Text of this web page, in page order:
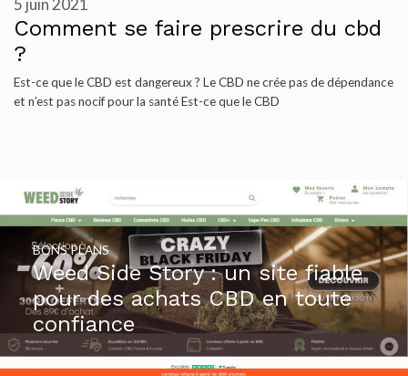
Comment se faire prescrire du cbd
?
5 juin 2021
Est-ce que le CBD est dangereux ? Le CBD ne crée pas de dépendance
et n’est pas nocif pour la santé Est-ce que le CBD
Weed Side Story : un site fiable
pour des achats CBD en toute
confiance
BONS PLANS